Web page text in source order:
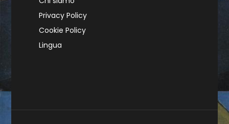
Privacy Policy
Cookie Policy
Lingua